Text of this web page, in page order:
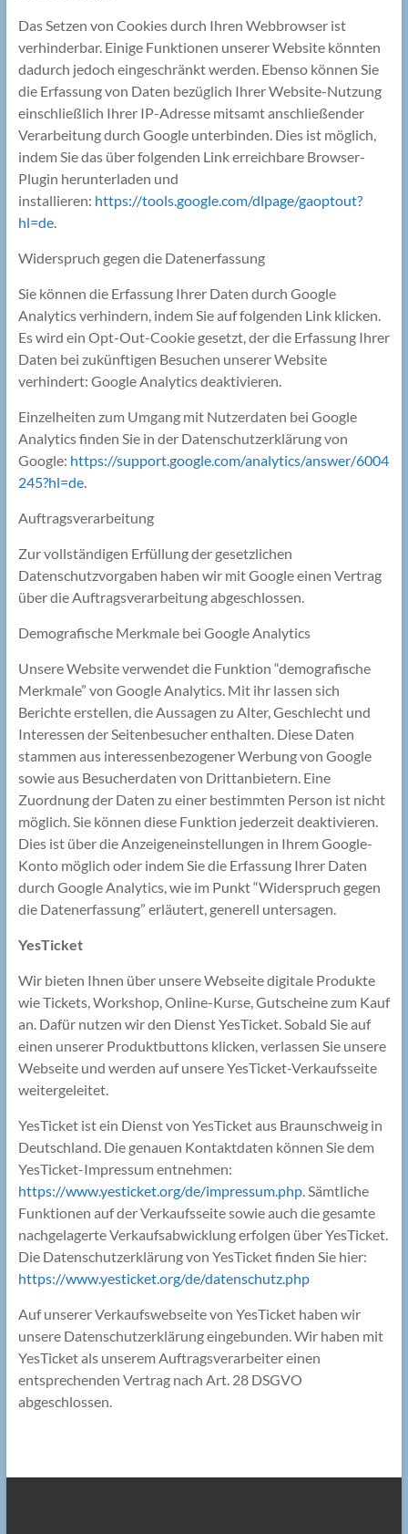
Das Setzen von Cookies durch Ihren Webbrowser ist
verhinderbar. Einige Funktionen unserer Website könnten
dadurch jedoch eingeschränkt werden. Ebenso können Sie
die Erfassung von Daten bezüglich Ihrer Website-Nutzung
einschließlich Ihrer IP-Adresse mitsamt anschließender
Verarbeitung durch Google unterbinden. Dies ist möglich,
indem Sie das über folgenden Link erreichbare Browser-
Plugin herunterladen und
installieren: https://tools.google.com/dlpage/gaoptout?
hl=de.
Widerspruch gegen die Datenerfassung
Sie können die Erfassung Ihrer Daten durch Google
Analytics verhindern, indem Sie auf folgenden Link klicken.
Es wird ein Opt-Out-Cookie gesetzt, der die Erfassung Ihrer
Daten bei zukünftigen Besuchen unserer Website
verhindert: Google Analytics deaktivieren.
Einzelheiten zum Umgang mit Nutzerdaten bei Google
Analytics finden Sie in der Datenschutzerklärung von
Google: https://support.google.com/analytics/answer/6004
245?hl=de.
Auftragsverarbeitung
Zur vollständigen Erfüllung der gesetzlichen
Datenschutzvorgaben haben wir mit Google einen Vertrag
über die Auftragsverarbeitung abgeschlossen.
Demografische Merkmale bei Google Analytics
Unsere Website verwendet die Funktion “demografische
Merkmale” von Google Analytics. Mit ihr lassen sich
Berichte erstellen, die Aussagen zu Alter, Geschlecht und
Interessen der Seitenbesucher enthalten. Diese Daten
stammen aus interessenbezogener Werbung von Google
sowie aus Besucherdaten von Drittanbietern. Eine
Zuordnung der Daten zu einer bestimmten Person ist nicht
möglich. Sie können diese Funktion jederzeit deaktivieren.
Dies ist über die Anzeigeneinstellungen in Ihrem Google-
Konto möglich oder indem Sie die Erfassung Ihrer Daten
durch Google Analytics, wie im Punkt “Widerspruch gegen
die Datenerfassung” erläutert, generell untersagen.
YesTicket
Wir bieten Ihnen über unsere Webseite digitale Produkte
wie Tickets, Workshop, Online-Kurse, Gutscheine zum Kauf
an. Dafür nutzen wir den Dienst YesTicket. Sobald Sie auf
einen unserer Produktbuttons klicken, verlassen Sie unsere
Webseite und werden auf unsere YesTicket-Verkaufsseite
weitergeleitet.
YesTicket ist ein Dienst von YesTicket aus Braunschweig in
Deutschland. Die genauen Kontaktdaten können Sie dem
YesTicket-Impressum entnehmen:
https://www.yesticket.org/de/impressum.php. Sämtliche
Funktionen auf der Verkaufsseite sowie auch die gesamte
nachgelagerte Verkaufsabwicklung erfolgen über YesTicket.
Die Datenschutzerklärung von YesTicket finden Sie hier:
https://www.yesticket.org/de/datenschutz.php
Auf unserer Verkaufswebseite von YesTicket haben wir
unsere Datenschutzerklärung eingebunden. Wir haben mit
YesTicket als unserem Auftragsverarbeiter einen
entsprechenden Vertrag nach Art. 28 DSGVO
abgeschlossen.